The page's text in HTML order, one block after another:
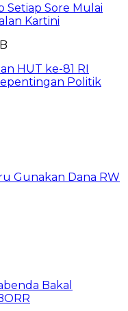
Sore Mulai
Kartini
HUT ke-81 RI
Politik
Gunakan Dana RW
Bakal